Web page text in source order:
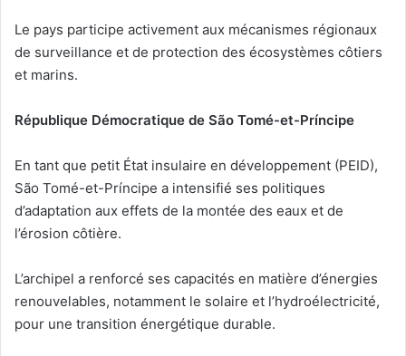
Le pays participe activement aux mécanismes régionaux
de surveillance et de protection des écosystèmes côtiers
et marins.
République Démocratique de São Tomé-et-Príncipe
En tant que petit État insulaire en développement (PEID),
São Tomé-et-Príncipe a intensifié ses politiques
d’adaptation aux effets de la montée des eaux et de
l’érosion côtière.
L’archipel a renforcé ses capacités en matière d’énergies
renouvelables, notamment le solaire et l’hydroélectricité,
pour une transition énergétique durable.